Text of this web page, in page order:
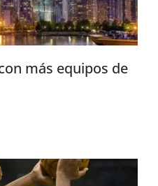
más equipos de